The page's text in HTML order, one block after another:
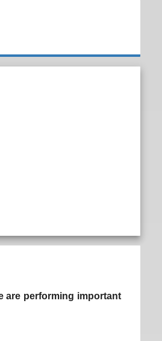
are performing important